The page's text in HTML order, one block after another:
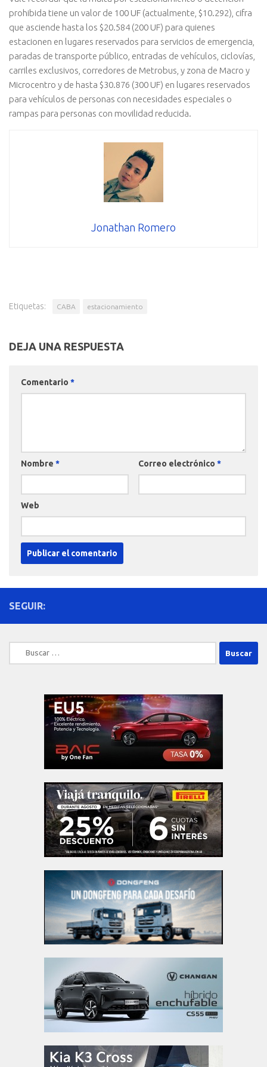
prohibida tiene un valor de 100 UF (actualmente, $10.292), cifra
que asciende hasta los $20.584 (200 UF) para quienes
estacionen en lugares reservados para servicios de emergencia,
paradas de transporte público, entradas de vehículos, ciclovías,
carriles exclusivos, corredores de Metrobus, y zona de Macro y
Microcentro y de hasta $30.876 (300 UF) en lugares reservados
para vehículos de personas con necesidades especiales o
rampas para personas con movilidad reducida.
Jonathan Romero
Etiquetas: CABA estacionamiento
DEJA UNA RESPUESTA
Comentario *
Nombre * Correo electrónico *
Web
SEGUIR:
Buscar: